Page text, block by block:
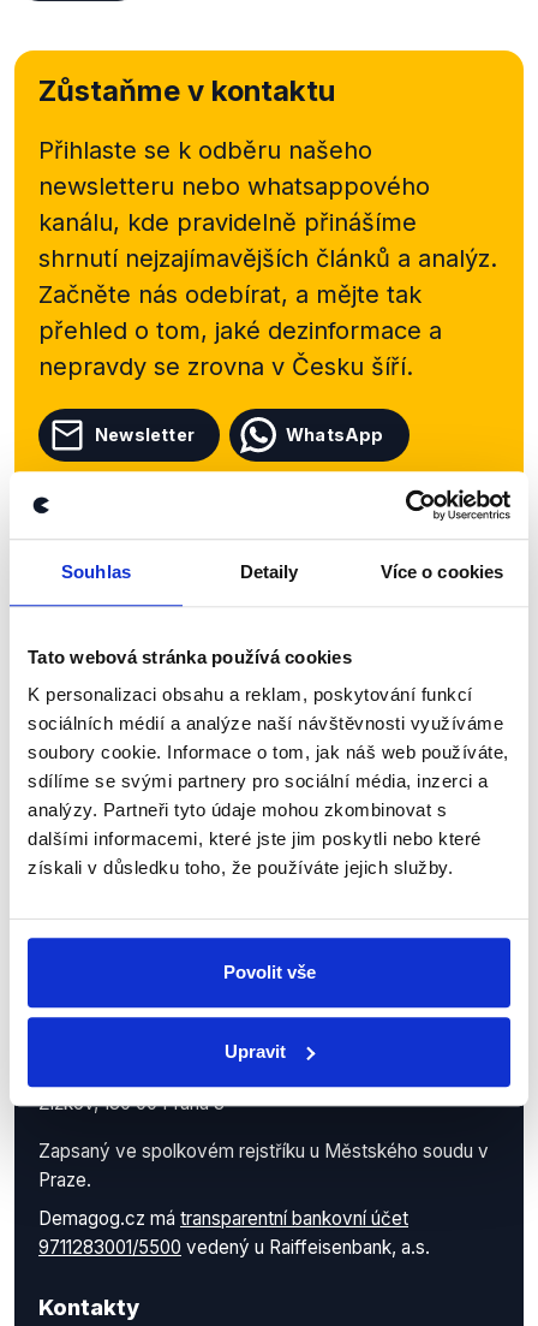
Souhlas Detaily Více o cookies
Tato webová stránka používá cookies
K personalizaci obsahu a reklam, poskytování funkcí
sociálních médií a analýze naší návštěvnosti využíváme
soubory cookie. Informace o tom, jak náš web používáte,
sdílíme se svými partnery pro sociální média, inzerci a
analýzy. Partneři tyto údaje mohou zkombinovat s
dalšími informacemi, které jste jim poskytli nebo které
získali v důsledku toho, že používáte jejich služby.
Povolit vše
Upravit
Zůstaňme v kontaktu
Přihlaste se k odběru našeho
newsletteru nebo whatsappového
kanálu, kde pravidelně přinášíme
shrnutí nejzajímavějších článků a analýz.
Začněte nás odebírat, a mějte tak
přehled o tom, jaké dezinformace a
nepravdy se zrovna v Česku šíří.
Newsletter WhatsApp
Sociální sítě
z Demagog.cz. Sdílením našich
příspěvků přátelům podpoříte naši
práci.
se sídlem Roháčova 145/14
Žižkov, 130 00 Praha 3
Zapsaný ve spolkovém rejstříku u Městského soudu v
Praze.
Demagog.cz má transparentní bankovní účet
9711283001/5500 vedený u Raiffeisenbank, a.s.
Kontakty